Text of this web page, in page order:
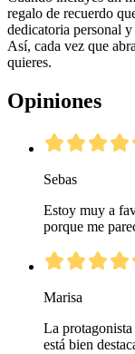
regalo de recuerdo
dedicatoria personal
Así, cada vez que
quieres.
Opiniones
Sebas
Estoy muy a
porque me
Marisa
La
está bien